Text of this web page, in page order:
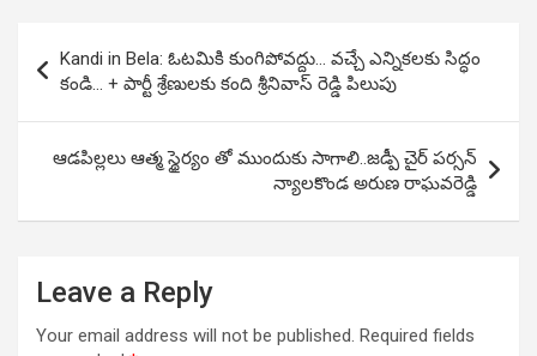
navigation
Kandi in Bela: ఓటమికి కుంగిపోవద్దు… వచ్చే ఎన్నికలకు సిద్ధం
కండి… + పార్టీ శ్రేణులకు కంది శ్రీనివాస్ రెడ్డి పిలుపు
ఆడపిల్లలు ఆత్మ స్థైర్యం తో ముందుకు సాగాలి..జడ్పీ చైర్ పర్సన్
న్యాలకొండ అరుణ రాఘవరెడ్డి
Leave a Reply
Your email address will not be published. Required fields